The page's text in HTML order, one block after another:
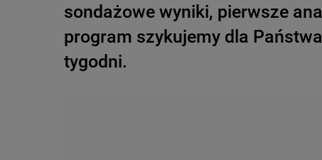
sondażowe wyniki, pierwsze
program szykujemy dla
tygodni.